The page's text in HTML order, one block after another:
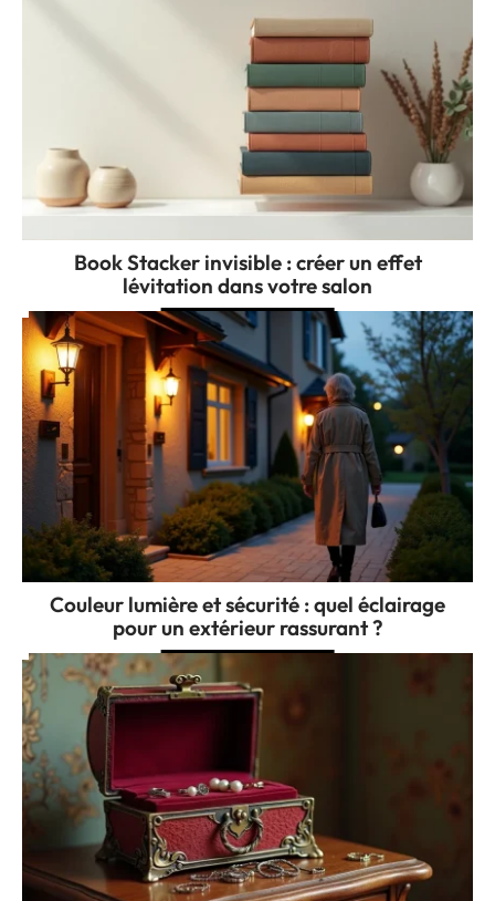
Book Stacker invisible : créer un effet
lévitation dans votre salon
Couleur lumière et sécurité : quel éclairage
pour un extérieur rassurant ?